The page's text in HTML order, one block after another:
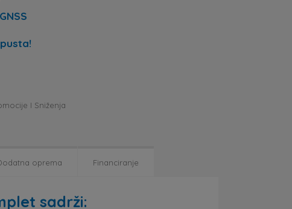
I Sniženja
oprema Financiranje
sadrži: